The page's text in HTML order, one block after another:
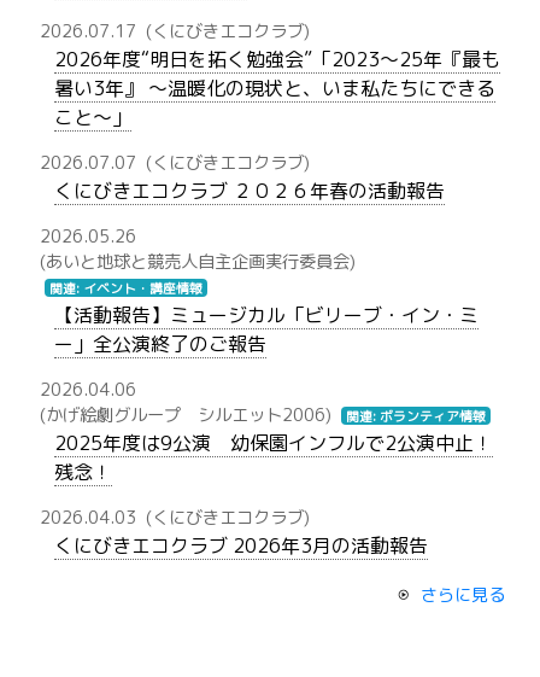
2026.07.17 (くにびきエコクラブ)
2026年度“明日を拓く勉強会”「2023～25年『最も
暑い3年』 ～温暖化の現状と、いま私たちにできる
こと～」
2026.07.07 (くにびきエコクラブ)
くにびきエコクラブ ２０２６年春の活動報告
2026.05.26
(あいと地球と競売人自主企画実行委員会)
関連: イベント・講座情報
【活動報告】ミュージカル「ビリーブ・イン・ミ
ー」全公演終了のご報告
2026.04.06
(かげ絵劇グループ シルエット2006)
関連: ボランティア情報
2025年度は9公演 幼保園インフルで2公演中止！
残念！
2026.04.03 (くにびきエコクラブ)
くにびきエコクラブ 2026年3月の活動報告
さらに見る